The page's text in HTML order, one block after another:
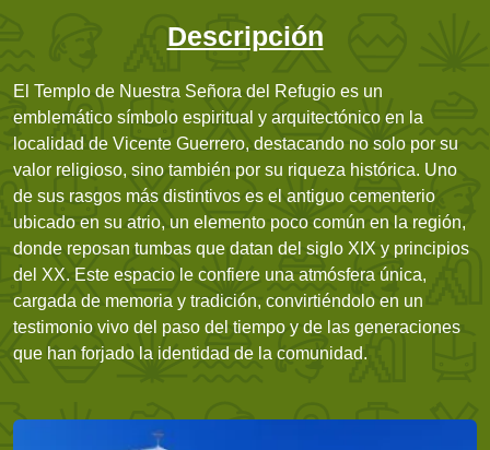
Descripción
El Templo de Nuestra Señora del Refugio es un
emblemático símbolo espiritual y arquitectónico en la
localidad de Vicente Guerrero, destacando no solo por su
valor religioso, sino también por su riqueza histórica. Uno
de sus rasgos más distintivos es el antiguo cementerio
ubicado en su atrio, un elemento poco común en la región,
donde reposan tumbas que datan del siglo XIX y principios
del XX. Este espacio le confiere una atmósfera única,
cargada de memoria y tradición, convirtiéndolo en un
testimonio vivo del paso del tiempo y de las generaciones
que han forjado la identidad de la comunidad.